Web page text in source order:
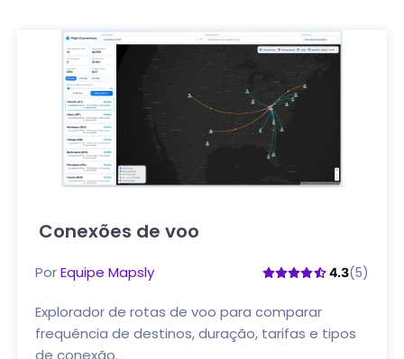
Conexões de voo
PorEquipe Mapsly 4.3(5)
Explorador de rotas de voo para comparar
frequência de destinos, duração, tarifas e tipos